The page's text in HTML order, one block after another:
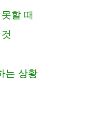
할 때
는 상황